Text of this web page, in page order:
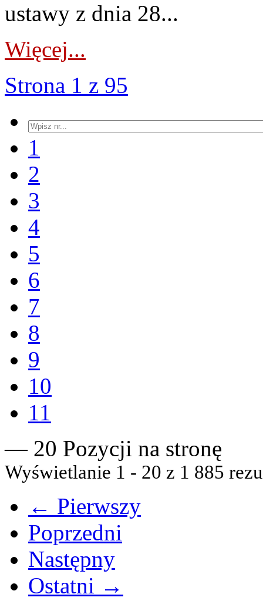
ustawy z dnia 28...
Więcej...
Strona 1 z 95
1
2
3
4
5
6
7
8
9
10
11
— 20 Pozycji na stronę
Wyświetlanie 1 - 20 z 1 885
← Pierwszy
Poprzedni
Następny
Ostatni →